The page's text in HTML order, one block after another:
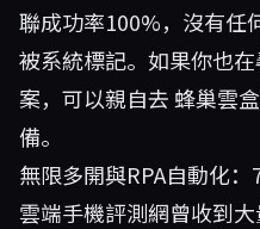
聯成功率100%，沒有任
被系統標記。如果你也
案，可以親自去 蜂巢雲
備。
無限多開與RPA自動化
雲端手機評測網曾收到